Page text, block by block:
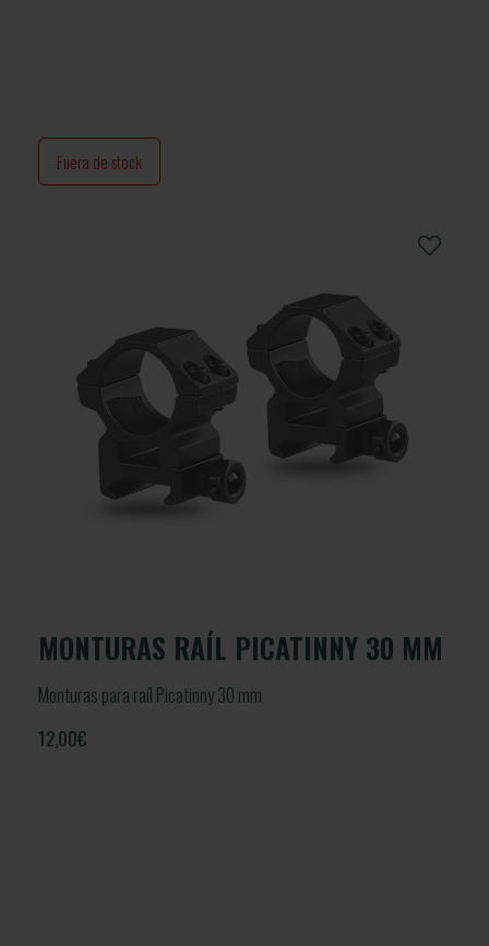
Fuera de stock
MONTURAS RAÍL PICATINNY 30 MM
Monturas para raíl Picatinny 30 mm
12,00€